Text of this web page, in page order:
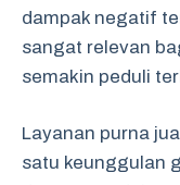
dampak negatif
sangat relevan
semakin peduli
Layanan purna
satu keunggulan